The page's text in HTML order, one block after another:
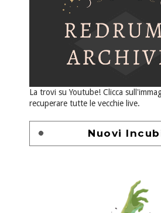
La trovi su Youtube! Clicca
recuperare tutte le vecchie live.
Nuovi